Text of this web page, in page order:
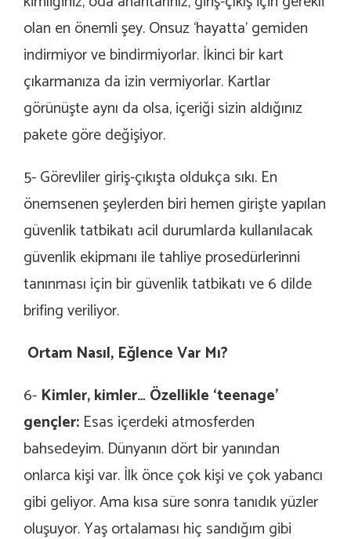
olan en önemli şey. Onsuz ‘hayatta’ gemiden
indirmiyor ve bindirmiyorlar. İkinci bir kart
çıkarmanıza da izin vermiyorlar. Kartlar
görünüşte aynı da olsa, içeriği sizin aldığınız
pakete göre değişiyor.
5- Görevliler giriş-çıkışta oldukça sıkı. En
önemsenen şeylerden biri hemen girişte yapılan
güvenlik tatbikatı acil durumlarda kullanılacak
güvenlik ekipmanı ile tahliye prosedürlerinni
tanınması için bir güvenlik tatbikatı ve 6 dilde
brifing veriliyor.
Ortam Nasıl, Eğlence Var Mı?
6- Kimler, kimler… Özellikle ‘teenage’
gençler: Esas içerdeki atmosferden
bahsedeyim. Dünyanın dört bir yanından
onlarca kişi var. İlk önce çok kişi ve çok yabancı
gibi geliyor. Ama kısa süre sonra tanıdık yüzler
oluşuyor. Yaş ortalaması hiç sandığım gibi